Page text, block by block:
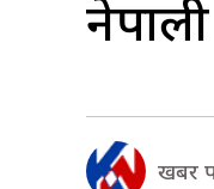
खबर